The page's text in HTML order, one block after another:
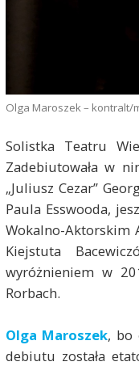
Olga Maroszek – kontralt/
Solistka Teatru
Zadebiutowała w
„Juliusz Cezar”
Paula Esswooda,
Wokalno-Aktorskim
Kiejstuta
wyróżnieniem w
Rorbach.
Olga Maroszek, bo
debiutu została